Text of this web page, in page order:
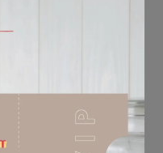
雙層設計，打造英式精緻下